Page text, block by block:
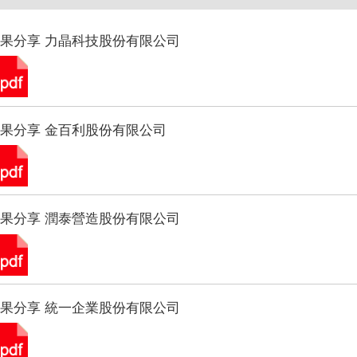
分享 力晶科技股份有限公司
分享 金百利股份有限公司
分享 潤泰營造股份有限公司
分享 統一企業股份有限公司